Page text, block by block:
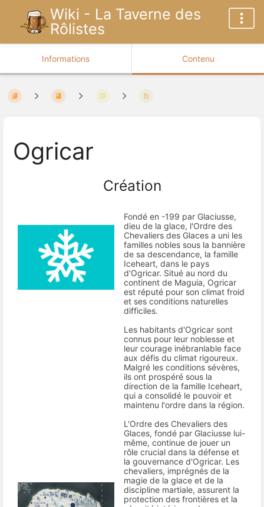
Wiki - La Taverne des
Rôlistes
Informations Contenu
Ogricar
Création
Fondé en -199 par Glaciusse,
dieu de la glace, l'Ordre des
Chevaliers des Glaces a uni les
familles nobles sous la bannière
de sa descendance, la famille
Iceheart, dans le pays
d'Ogricar. Situé au nord du
continent de Maguia, Ogricar
est réputé pour son climat froid
et ses conditions naturelles
difficiles.
Les habitants d'Ogricar sont
connus pour leur noblesse et
leur courage inébranlable face
aux défis du climat rigoureux.
Malgré les conditions sévères,
ils ont prospéré sous la
direction de la famille Iceheart,
qui a consolidé le pouvoir et
maintenu l'ordre dans la région.
L'Ordre des Chevaliers des
Glaces, fondé par Glaciusse lui-
même, continue de jouer un
rôle crucial dans la défense et
la gouvernance d'Ogricar. Les
chevaliers, imprégnés de la
magie de la glace et de la
discipline martiale, assurent la
protection des frontières et la